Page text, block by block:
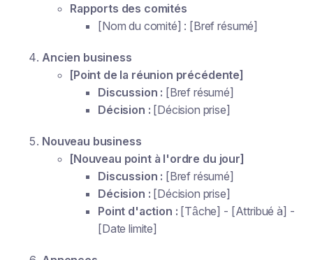
Rapports des comités
[Nom du comité] : [Bref résumé]
Ancien business
[Point de la réunion précédente]
Discussion : [Bref résumé]
Décision : [Décision prise]
Nouveau business
[Nouveau point à l'ordre du jour]
Discussion : [Bref résumé]
Décision : [Décision prise]
Point d'action : [Tâche] - [Attribué à] -
[Date limite]